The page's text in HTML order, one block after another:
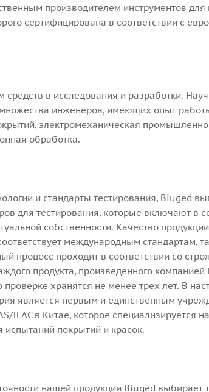
производителем инструментов для
сертифицирована в соответствии с
в исследования и разработки.
множества инженеров, имеющих опыт
электромеханическая
обработка.
и стандарты тестирования, Biuged
для тестирования, которые включают в
собственности. Качество
международным стандартам,
процесс проходит в соответствии со
продукта, произведенного компанией
хранятся не менее трех лет. В
является первым и единственным
ILAC в Китае, которое специализируется
покрытий и красок.
нашей продукции Biuged выбирает